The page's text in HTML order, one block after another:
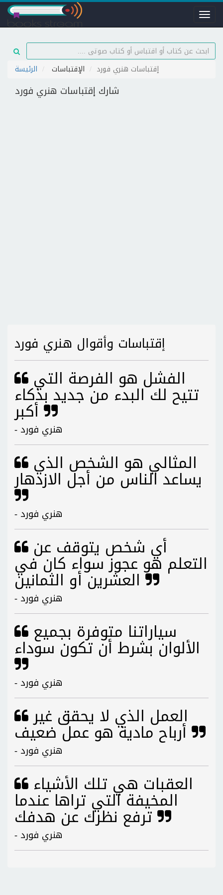
Toggle
الرئيسة الإقتباسات إقتباسات هنري فورد
شارك إقتباسات هنري فورد
إقتباسات وأقوال هنري فورد
تتيح لك البدء من جديد بذكاء
- هنري فورد
يساعد الناس من أجل الازدهار
- هنري فورد
التعلم هو عجوز سواء كان في
العشرين أو الثمانين
- هنري فورد
الألوان بشرط أن تكون سوداء
- هنري فورد
العمل الذي لا يحقق غير
- هنري فورد
المخيفة التي تراها عندما
- هنري فورد